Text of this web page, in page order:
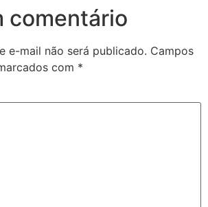
comentário
e-mail não será publicado. Campos
com *